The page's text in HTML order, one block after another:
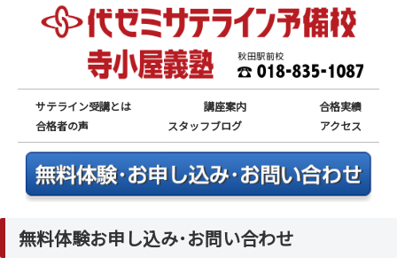
サテライン受講とは 講座案内
合格実績
合格者の声
スタッフブログ アクセス
無料体験お申し込み･お問い合わせ